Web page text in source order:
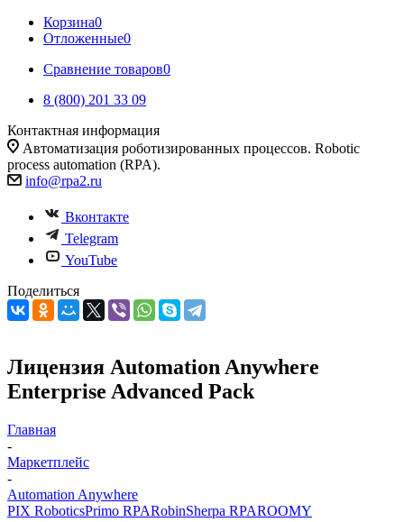
Корзина0
Отложенные0
Сравнение товаров0
8 (800) 201 33 09
Контактная информация
Автоматизация роботизированных процессов. Robotic
process automation (RPA).
info@rpa2.ru
Вконтакте
Telegram
YouTube
Поделиться
Лицензия Automation Anywhere
Enterprise Advanced Pack
Главная
-
Маркетплейс
-
Automation Anywhere
PIX RoboticsPrimo RPARobinSherpa RPAROOMY